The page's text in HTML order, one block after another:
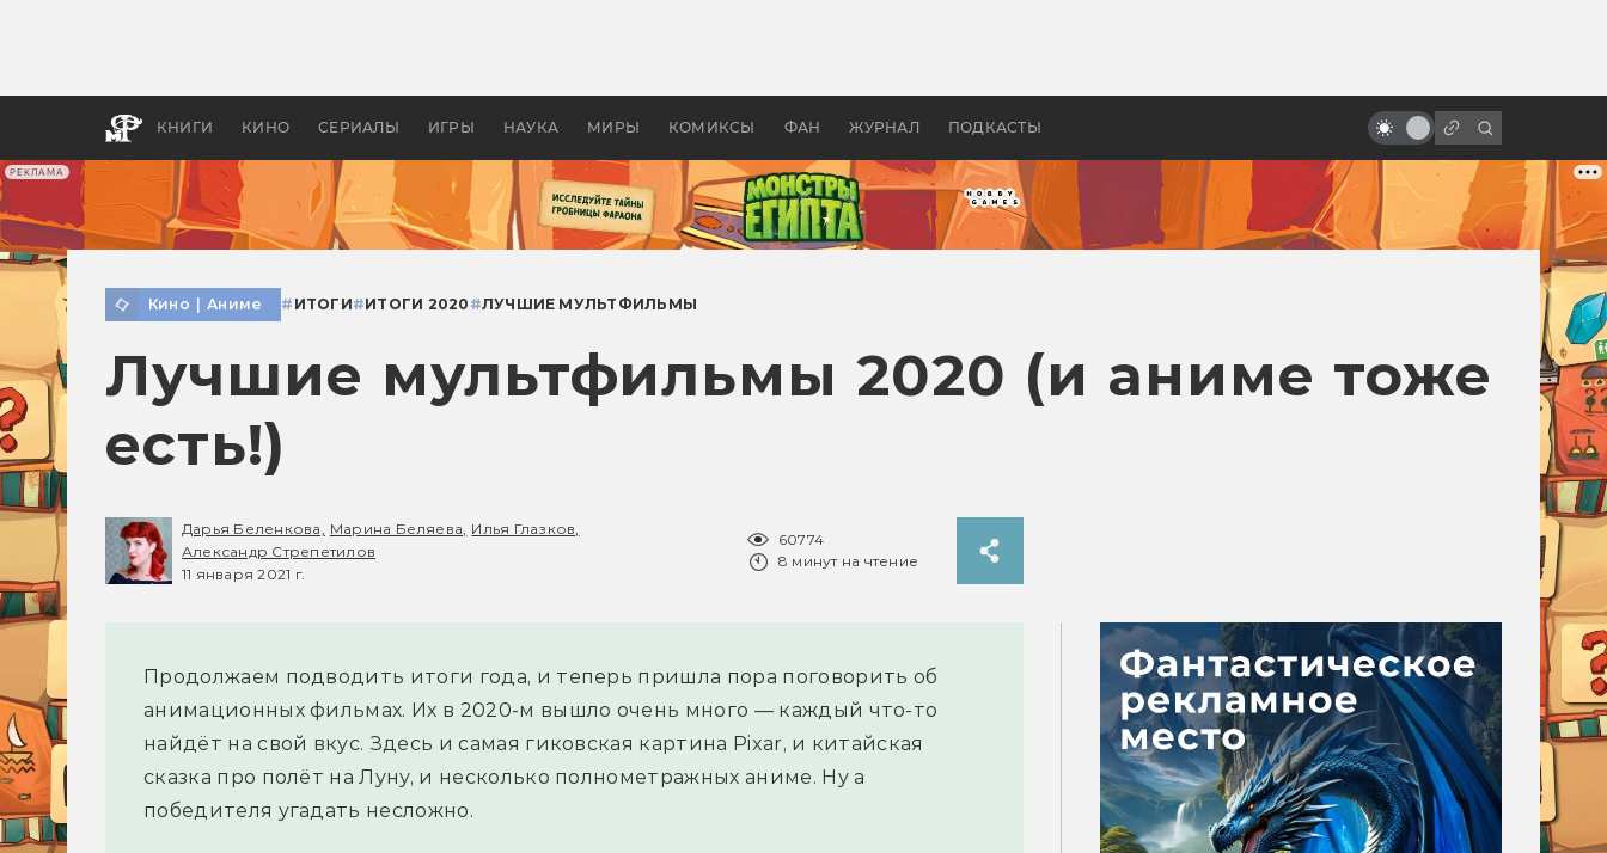
РЕКЛАМА
КНИГИ КИНО СЕРИАЛЫ ИГРЫ НАУКА МИРЫ КОМИКСЫ ФАН ЖУРНАЛ ПОДКАСТЫ
бы «Властелина колец»
Древней Грецией
по версии «Мира фантастики»
Кино Аниме # ИТОГИ#ИТОГИ 2020 #ЛУЧШИЕ МУЛЬТФИЛЬМЫ
Лучшие мультфильмы 2020 (и аниме тоже
есть!)
Дарья Беленкова, Марина Беляева, Илья Глазков,
Александр Стрепетилов
11 января 2021 г.
60774
8 минут на чтение
Продолжаем подводить итоги года, и теперь пришла пора поговорить об
анимационных фильмах. Их в 2020-м вышло очень много — каждый что-то
найдёт на свой вкус. Здесь и самая гиковская картина Pixar, и китайская
сказка про полёт на Луну, и несколько полнометражных аниме. Ну а
победителя угадать несложно.